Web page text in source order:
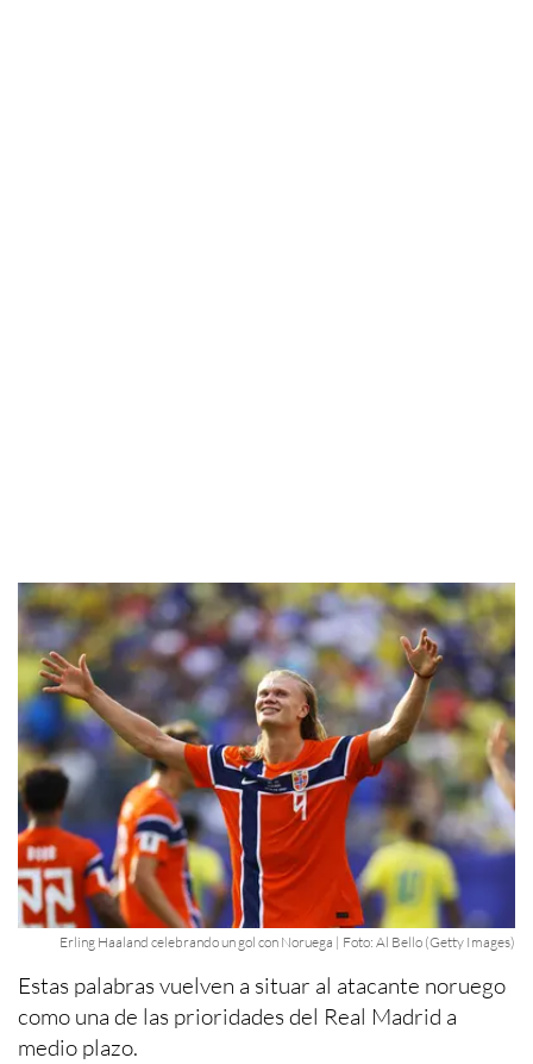
Erling Haaland celebrando un gol con Noruega | Foto: Al Bello (Getty Images)
Estas palabras vuelven a situar al atacante noruego
como una de las prioridades del Real Madrid a
medio plazo.